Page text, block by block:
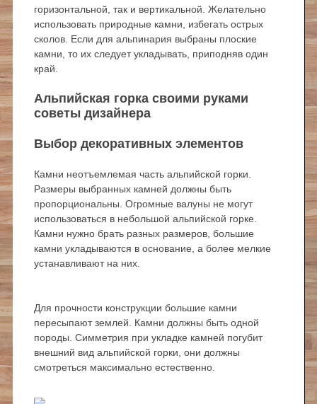
горизонтальной, так и вертикальной. Желательно
использовать природные камни, избегать острых
сколов. Если для альпинария выбраны плоские
камни, то их следует укладывать, приподняв один
край.
Альпийская горка своими руками
советы дизайнера
Выбор декоративных элементов
Камни неотъемлемая часть альпийской горки.
Размеры выбранных камней должны быть
пропорциональны. Огромные валуны не могут
использоваться в небольшой альпийской горке.
Камни нужно брать разных размеров, большие
камни укладываются в основание, а более мелкие
устанавливают на них.
Для прочности конструкции большие камни
пересыпают землей. Камни должны быть одной
породы. Симметрия при укладке камней погубит
внешний вид альпийской горки, они должны
смотреться максимально естественно.